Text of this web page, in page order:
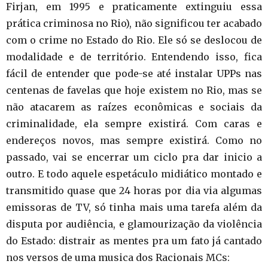
Firjan, em 1995 e praticamente extinguiu essa
prática criminosa no Rio), não significou ter acabado
com o crime no Estado do Rio. Ele só se deslocou de
modalidade e de território. Entendendo isso, fica
fácil de entender que pode-se até instalar UPPs nas
centenas de favelas que hoje existem no Rio, mas se
não atacarem as raízes econômicas e sociais da
criminalidade, ela sempre existirá. Com caras e
endereços novos, mas sempre existirá. Como no
passado, vai se encerrar um ciclo pra dar inicio a
outro. E todo aquele espetáculo midiático montado e
transmitido quase que 24 horas por dia via algumas
emissoras de TV, só tinha mais uma tarefa além da
disputa por audiência, e glamourização da violência
do Estado: distrair as mentes pra um fato já cantado
nos versos de uma musica dos Racionais MCs: